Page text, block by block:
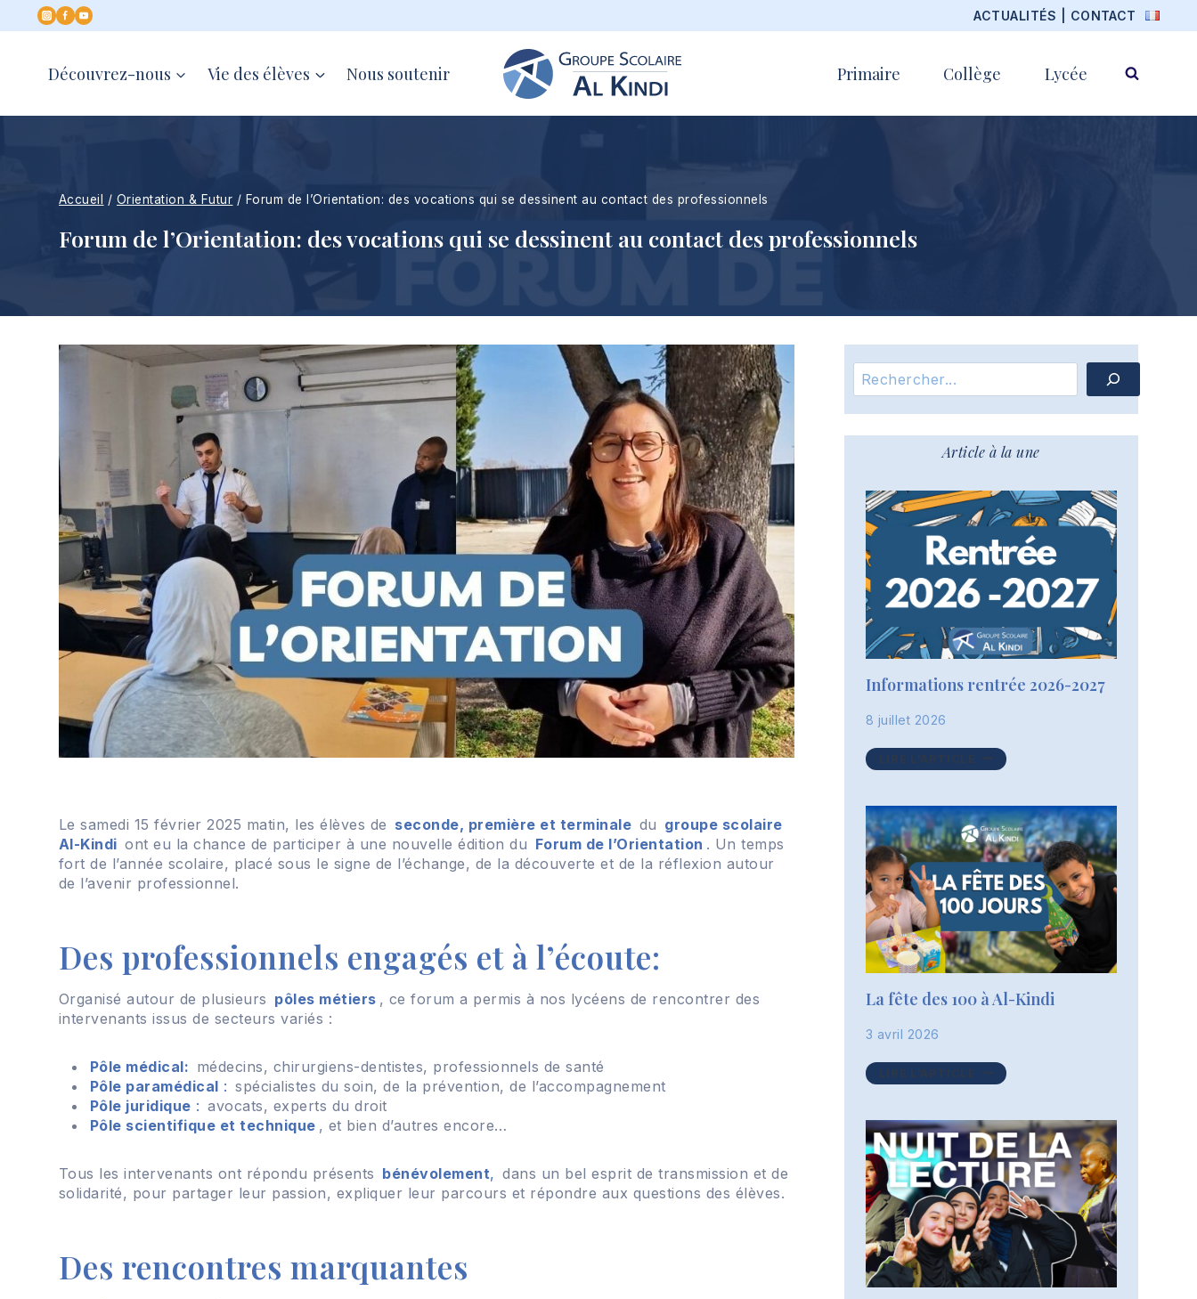
au
ACTUALITÉS CONTACT
Découvrez-nous Vie des élèves Nous soutenir Primaire Collège Lycée
Accueil / Orientation & Futur / Forum de l’Orientation: des vocations qui se dessinent au contact des professionnels
Forum de l’Orientation: des vocations qui se dessinent au contact des professionnels
Le samedi 15 février 2025 matin, les élèves de seconde, première et terminale du groupe scolaire
Al-Kindi ont eu la chance de participer à une nouvelle édition du Forum de l’Orientation . Un temps
fort de l’année scolaire, placé sous le signe de l’échange, de la découverte et de la réflexion autour
de l’avenir professionnel.
Des professionnels engagés et à l’écoute:
Organisé autour de plusieurs pôles métiers , ce forum a permis à nos lycéens de rencontrer des
intervenants issus de secteurs variés :
Pôle médical: médecins, chirurgiens-dentistes, professionnels de santé
Pôle paramédical : spécialistes du soin, de la prévention, de l’accompagnement
Pôle juridique : avocats, experts du droit
Pôle scientifique et technique , et bien d’autres encore…
Tous les intervenants ont répondu présents bénévolement, dans un bel esprit de transmission et de
solidarité, pour partager leur passion, expliquer leur parcours et répondre aux questions des élèves.
Des rencontres marquantes
Rechercher
Article à la une
Informations rentrée 2026-2027
8 juillet 2026
INFORMATIONS
RENTRÉE
2027
La fête des 100 à Al-Kindi
3 avril 2026
100
À
AL-
KINDI